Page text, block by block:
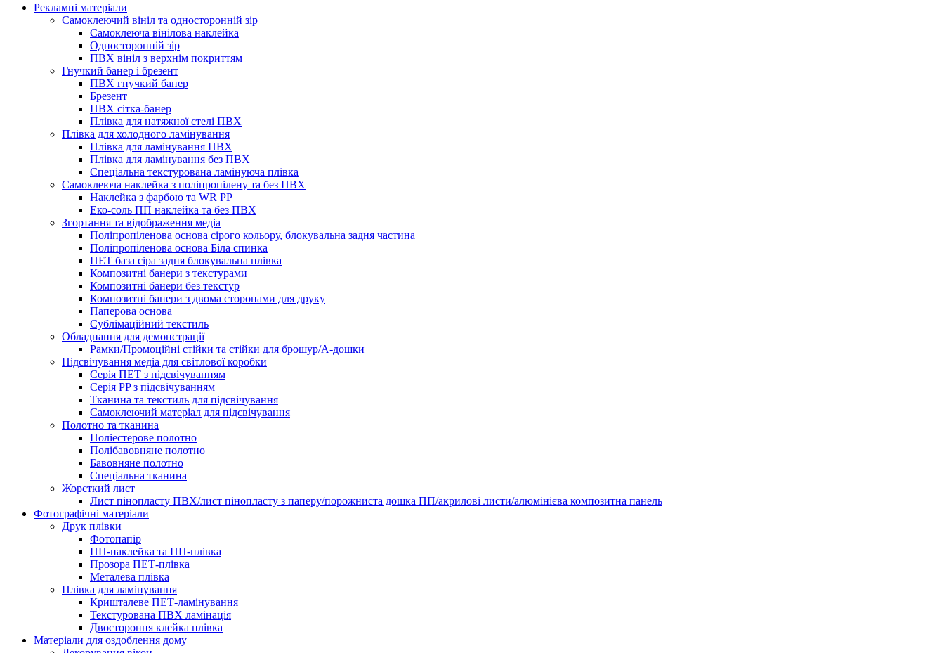
Рекламні матеріали
Самоклеючий вініл та односторонній зір
Самоклеюча вінілова наклейка
Односторонній зір
ПВХ вініл з верхнім покриттям
Гнучкий банер і брезент
ПВХ гнучкий банер
Брезент
ПВХ сітка-банер
Плівка для натяжної стелі ПВХ
Плівка для холодного ламінування
Плівка для ламінування ПВХ
Плівка для ламінування без ПВХ
Спеціальна текстурована ламінуюча плівка
Самоклеюча наклейка з поліпропілену та без ПВХ
Наклейка з фарбою та WR PP
Еко-соль ПП наклейка та без ПВХ
Згортання та відображення медіа
Поліпропіленова основа сірого кольору, блокувальна задня частина
Поліпропіленова основа Біла спинка
ПЕТ база сіра задня блокувальна плівка
Композитні банери з текстурами
Композитні банери без текстур
Композитні банери з двома сторонами для друку
Паперова основа
Сублімаційний текстиль
Обладнання для демонстрації
Рамки/Промоційні стійки та стійки для брошур/А-дошки
Підсвічування медіа для світлової коробки
Серія ПЕТ з підсвічуванням
Серія PP з підсвічуванням
Тканина та текстиль для підсвічування
Самоклеючий матеріал для підсвічування
Полотно та тканина
Поліестерове полотно
Полібавовняне полотно
Бавовняне полотно
Спеціальна тканина
Жорсткий лист
Лист пінопласту ПВХ/лист пінопласту з паперу/порожниста дошка ПП/акрилові листи/алюмінієва композитна панель
Фотографічні матеріали
Друк плівки
Фотопапір
ПП-наклейка та ПП-плівка
Прозора ПЕТ-плівка
Металева плівка
Плівка для ламінування
Кришталеве ПЕТ-ламінування
Текстурована ПВХ ламінація
Двостороння клейка плівка
Матеріали для оздоблення дому